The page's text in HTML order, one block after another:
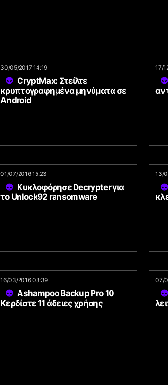
30/05/2017 14:19
CryptMax: Στείλτε
κρυπτογραφημένα μηνύματα σε
Android
17/
01/07/2016 15:23
Κυκλοφόρησε Decrypter για
το Unlock92 ransomware
13/
16/03/2016 08:39
Ashampoo Backup Pro 10
Κερδίστε 11 άδειες χρήσης
07/